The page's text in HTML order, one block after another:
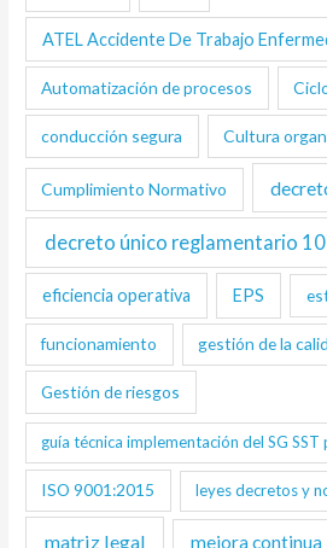
ATEL Accidente De Trabajo
Automatización de procesos
conducción segura Cultura
Cumplimiento Normativo
decreto único reglamentario
eficiencia operativa EPS
funcionamiento gestión de la
Gestión de riesgos
guía técnica implementación del SG
ISO 9001:2015 leyes decretos y
matriz legal mejora continua